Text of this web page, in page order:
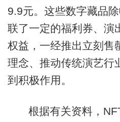
9.9元。这些数字藏品
联了一定的福利券、演
权益，一经推出立刻售
理念、推动传统演艺行
到积极作用。
根据有关资料，